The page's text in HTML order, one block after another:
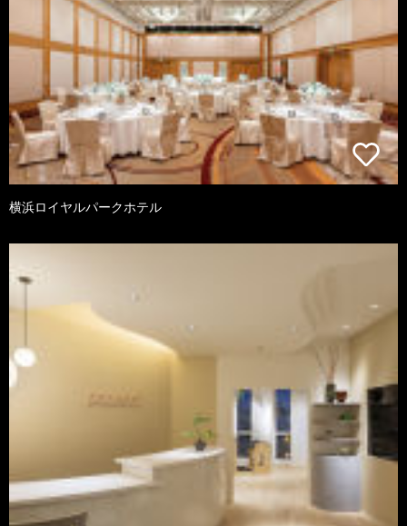
横浜ロイヤルパークホテル